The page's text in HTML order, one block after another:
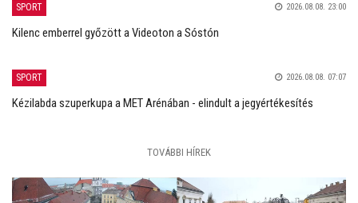
SPORT 2026.08.08. 23:00
Kilenc emberrel győzött a Videoton a Sóstón
SPORT 2026.08.08. 07:07
Kézilabda szuperkupa a MET Arénában - elindult a jegyértékesítés
TOVÁBBI HÍREK